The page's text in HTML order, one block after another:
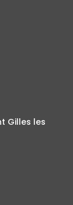
Gilles les